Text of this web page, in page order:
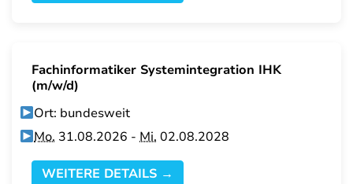
Fachinformatiker Systemintegration IHK
(m/w/d)
Ort: bundesweit
Mo. 31.08.2026 -Mi. 02.08.2028
WEITERE DETAILS →